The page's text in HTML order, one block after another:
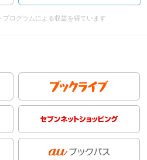
ログラムによる収益を得ています